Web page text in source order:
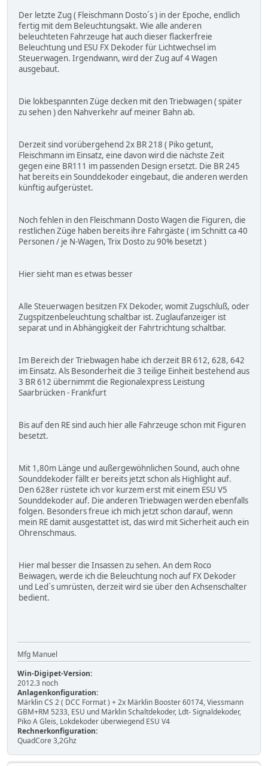
Der letzte Zug ( Fleischmann Dosto´s ) in der Epoche, endlich
fertig mit dem Beleuchtungsakt. Wie alle anderen
beleuchteten Fahrzeuge hat auch dieser flackerfreie
Beleuchtung und ESU FX Dekoder für Lichtwechsel im
Steuerwagen. Irgendwann, wird der Zug auf 4 Wagen
ausgebaut.
Die lokbespannten Züge decken mit den Triebwagen ( später
zu sehen ) den Nahverkehr auf meiner Bahn ab.
Derzeit sind vorübergehend 2x BR 218 ( Piko getunt,
Fleischmann im Einsatz, eine davon wird die nächste Zeit
gegen eine BR111 im passenden Design ersetzt. Die BR 245
hat bereits ein Sounddekoder eingebaut, die anderen werden
künftig aufgerüstet.
Noch fehlen in den Fleischmann Dosto Wagen die Figuren, die
restlichen Züge haben bereits ihre Fahrgäste ( im Schnitt ca 40
Personen / je N-Wagen, Trix Dosto zu 90% besetzt )
Hier sieht man es etwas besser
Alle Steuerwagen besitzen FX Dekoder, womit Zugschluß, oder
Zugspitzenbeleuchtung schaltbar ist. Zuglaufanzeiger ist
separat und in Abhängigkeit der Fahrtrichtung schaltbar.
Im Bereich der Triebwagen habe ich derzeit BR 612, 628, 642
im Einsatz. Als Besonderheit die 3 teilige Einheit bestehend aus
3 BR 612 übernimmt die Regionalexpress Leistung
Saarbrücken - Frankfurt
Bis auf den RE sind auch hier alle Fahrzeuge schon mit Figuren
besetzt.
Mit 1,80m Länge und außergewöhnlichen Sound, auch ohne
Sounddekoder fällt er bereits jetzt schon als Highlight auf.
Den 628er rüstete ich vor kurzem erst mit einem ESU V5
Sounddekoder auf. Die anderen Triebwagen werden ebenfalls
folgen. Besonders freue ich mich jetzt schon darauf, wenn
mein RE damit ausgestattet ist, das wird mit Sicherheit auch ein
Ohrenschmaus.
Hier mal besser die Insassen zu sehen. An dem Roco
Beiwagen, werde ich die Beleuchtung noch auf FX Dekoder
und Led´s umrüsten, derzeit wird sie über den Achsenschalter
bedient.
Mfg Manuel
Win-Digipet-Version:
2012.3 noch
Anlagenkonfiguration:
Märklin CS 2 ( DCC Format ) + 2x Märklin Booster 60174, Viessmann
GBM+RM 5233, ESU und Märklin Schaltdekoder, Ldt- Signaldekoder,
Piko A Gleis, Lokdekoder überwiegend ESU V4
Rechnerkonfiguration:
QuadCore 3,2Ghz